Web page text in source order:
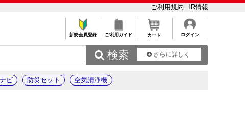
ご利用規約 IR情報
新規会員登録 ご利用ガイド カート ログイン
 検索 さらに詳しく
ビ 防災セット 空気清浄機